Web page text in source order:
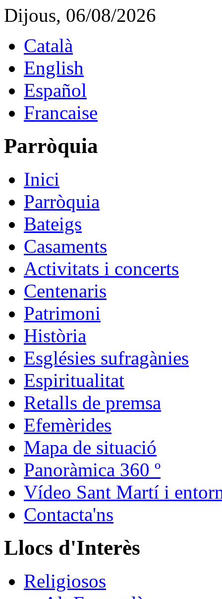
Dijous, 06/08/2026
Català
English
Español
Francaise
Parròquia
Inici
Parròquia
Bateigs
Casaments
Activitats i concerts
Centenaris
Patrimoni
Història
Esglésies sufragànies
Espiritualitat
Retalls de premsa
Efemèrides
Mapa de situació
Panoràmica 360 º
Vídeo Sant Martí i
Contacta'ns
Llocs d'Interès
Religiosos